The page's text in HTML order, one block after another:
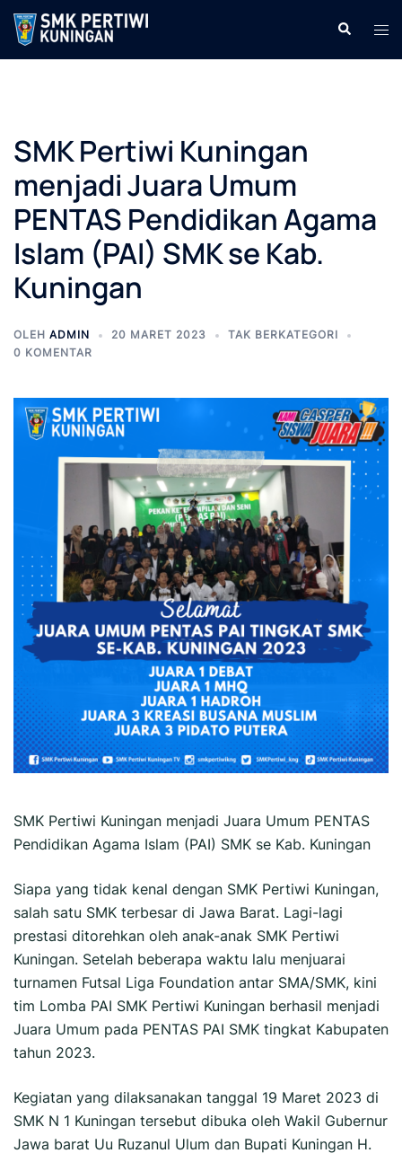
Langsung
isi
Cari
SMK Pertiwi Kuningan
menjadi Juara Umum
PENTAS Pendidikan Agama
Islam (PAI) SMK se Kab.
Kuningan
OLEH ADMIN 20 MARET 2023
TAK BERKATEGORI
0 KOMENTAR
SMK Pertiwi Kuningan menjadi Juara Umum PENTAS
Pendidikan Agama Islam (PAI) SMK se Kab. Kuningan
Siapa yang tidak kenal dengan SMK Pertiwi Kuningan,
salah satu SMK terbesar di Jawa Barat. Lagi-lagi
prestasi ditorehkan oleh anak-anak SMK Pertiwi
Kuningan. Setelah beberapa waktu lalu menjuarai
turnamen Futsal Liga Foundation antar SMA/SMK, kini
tim Lomba PAI SMK Pertiwi Kuningan berhasil menjadi
Juara Umum pada PENTAS PAI SMK tingkat Kabupaten
tahun 2023.
Kegiatan yang dilaksanakan tanggal 19 Maret 2023 di
SMK N 1 Kuningan tersebut dibuka oleh Wakil Gubernur
Jawa barat Uu Ruzanul Ulum dan Bupati Kuningan H.